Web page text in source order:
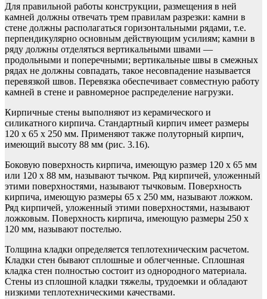
Для правильной работы конструкции, размещения в ней
камней должны отвечать трем правилам разрезки: камни в
стене должны располагаться горизонтальными рядами, т.е.
перпендикулярно основ­ным действующим усилиям; камни в
ряду должны отделяться вертикальными швами —
продольными и поперечными; вертикаль­ные швы в смежных
рядах не должны совпадать, такое несовпадение называется
перевязкой швов. Перевязка обеспечивает совместную работу
камней в стене и равномерное распределение нагрузки.
Кирпичные стены выполняют из керамического и
силикатного кирпича. Стандартный кирпич имеет размеры
120 х 65 х 250 мм. Применяют также полуторный кирпич,
имеющий высоту 88 мм (рис. 3.16).
Боковую поверхность кирпича, имеющую размер 120 х 65 мм
или 120 х 88 мм, называют тычком. Ряд кирпичей, уложенный
этими поверхностями, называют тычковым. Поверхность
кирпича, име­ющую размеры 65 х 250 мм, называют ложком.
Ряд кирпичей, уло­женный этими поверхностями, называют
ложковым. Поверхность кирпича, имеющую размеры 250 х
120 мм, называют постелью.
Толщина кладки определяется теплотехническим расчетом.
Кладки стен бывают сплошные и облегченные. Сплошная
кладка стен полностью состоит из однородного материала.
Стены из сплош­ной кладки тяжелы, трудоемки и обладают
низкими теплотехни­ческими качествами.